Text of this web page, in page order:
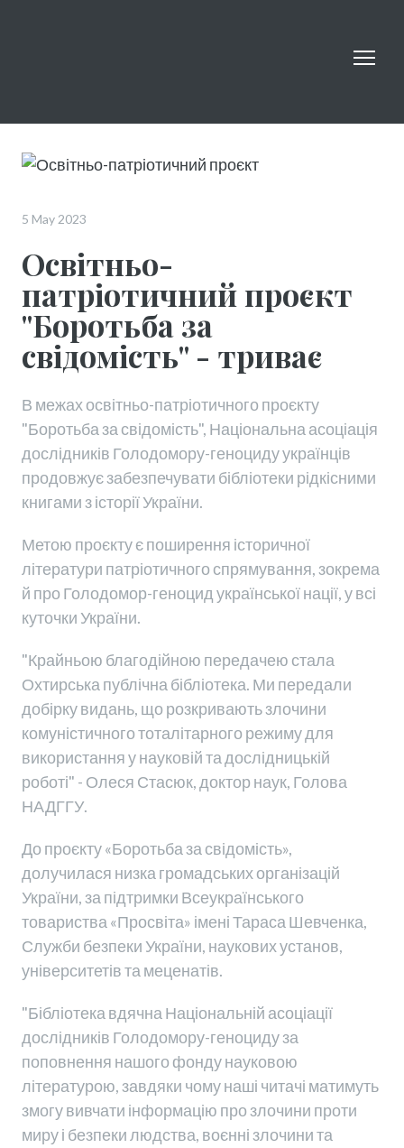
5 May 2023
Освітньо-
патріотичний проєкт
"Боротьба за
свідомість" - триває
В межах освітньо-патріотичного проєкту
"Боротьба за свідомість", Національна асоціація
дослідників Голодомору-геноциду українців
продовжує забезпечувати бібліотеки рідкісними
книгами з історії України.
Метою проєкту є поширення історичної
літератури патріотичного спрямування, зокрема
й про Голодомор-геноцид української нації, у всі
куточки України.
"Крайньою благодійною передачею стала
Охтирська публічна бібліотека. Ми передали
добірку видань, що розкривають злочини
комуністичного тоталітарного режиму для
використання у науковій та дослідницькій
роботі" - Олеся Стасюк, доктор наук, Голова
НАДГГУ.
До проєкту «Боротьба за свідомість»,
долучилася низка громадських організацій
України, за підтримки Всеукраїнського
товариства «Просвіта» імені Тараса Шевченка,
Служби безпеки України, наукових установ,
університетів та меценатів.
"Бібліотека вдячна Національній асоціації
дослідників Голодомору-геноциду за
поповнення нашого фонду науковою
літературою, завдяки чому наші читачі матимуть
змогу вивчати інформацію про злочини проти
миру і безпеки людства, воєнні злочини та